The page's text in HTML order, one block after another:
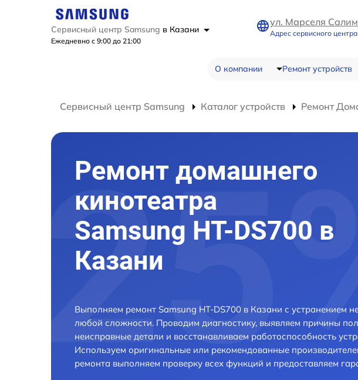
Сервисный центр Samsung в Казани
Ежедневно с 9:00 до 21:00
ул. Марселя
Адрес сервисного
О компании Ремонт устройств
Сервисный центр Samsung Каталог устройств Ремонт
Ремонт домашнего
кинотеатра
Samsung HT-DS700 в
Казани
Выполняем ремонт Samsung HT-DS700 в Казани с устранением
любой сложности. Проводим диагностику, выявляем причины
неисправные детали и восстанавливаем работоспособность
Используем оригинальные или рекомендованные
ремонта выполняем проверку всех функций и предоставляем